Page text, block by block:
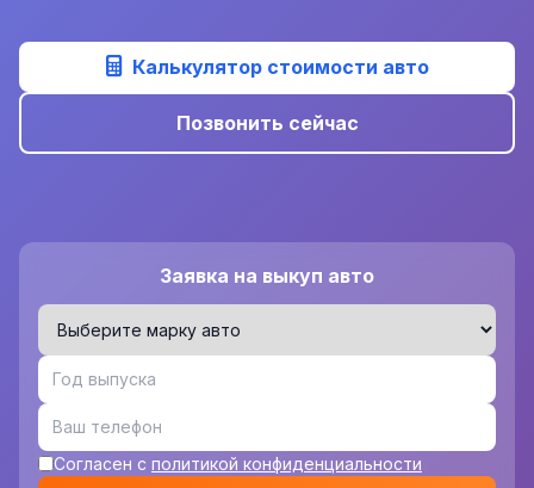
Калькулятор стоимости авто
Позвонить сейчас
Заявка на выкуп авто
Согласен с политикой конфиденциальности